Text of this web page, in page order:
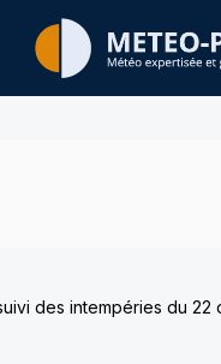
des intempéries du 22